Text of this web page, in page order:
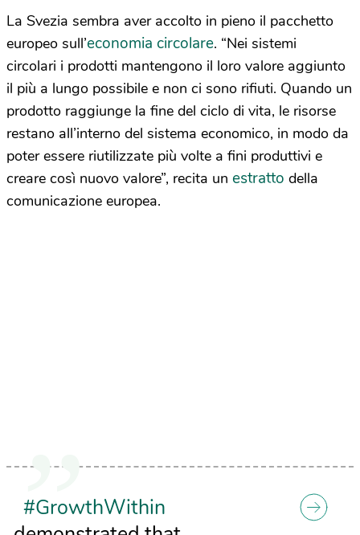
La Svezia sembra aver accolto in pieno il pacchetto
europeo sull’economia circolare. “Nei sistemi
circolari i prodotti mantengono il loro valore aggiunto
il più a lungo possibile e non ci sono rifiuti. Quando un
prodotto raggiunge la fine del ciclo di vita, le risorse
restano all’interno del sistema economico, in modo da
poter essere riutilizzate più volte a fini produttivi e
creare così nuovo valore”, recita un estratto della
comunicazione europea.
#GrowthWithin